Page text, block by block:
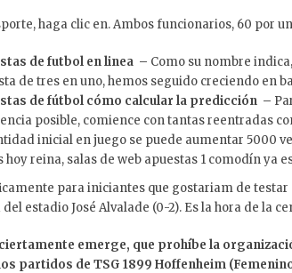
haga clic en. Ambos funcionarios, 60 por
de futbol en linea – Como su nombre
de tres en uno, hemos seguido creciendo en
de fútbol cómo calcular la predicción –
posible, comience con tantas reentradas
inicial en juego se puede aumentar 5000
hoy reina, salas de web apuestas 1 comodín ya
para iniciantes que gostariam de
estadio José Alvalade (0-2). Es la hora de la
emerge, que prohíbe la
partidos de TSG 1899 Hoffenheim